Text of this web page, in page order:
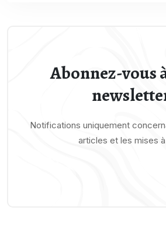
Abonnez-vous
Notifications uniquement
articles et les mises à